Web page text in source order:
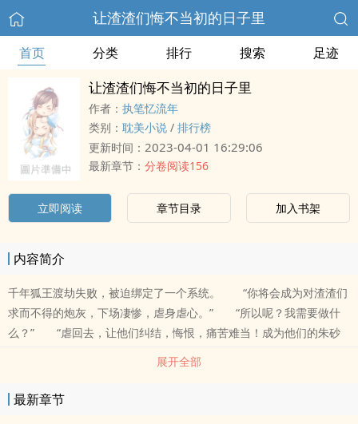
让渣渣们悔不当初的日子里
首页 分类 排行 搜索 足迹
让渣渣们悔不当初的日子里
作者： 执笔忆流年
类别： 耽美小说 / 排行榜
更新时间： 2023-04-01 16:29:06
最新章节： 分卷阅读156
立即阅读 章节目录 加入书架
内容简介
千年狐王渡劫失败，被迫绑定了一个系统。 “你将会成为对渣渣们
求而不得的炮灰，下场凄惨，虐身虐心。” “所以呢？我需要做什
么？” “虐回去，让他们纠结，悔恨，痛苦难当！成为他们的朱砂
痣白月光，心底的一道疤，说不得碰不得，只要一想起来就痛彻心
扉！” “这有何难？” 玉简穿越之前： 渣渣1：你算个什么
东西?不过是无聊时打发时间的玩意儿，也配提什么真心？ 渣渣
展开全部
最新章节